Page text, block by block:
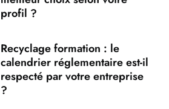
profil ?
Recyclage formation : le
calendrier réglementaire est-il
respecté par votre entreprise
?